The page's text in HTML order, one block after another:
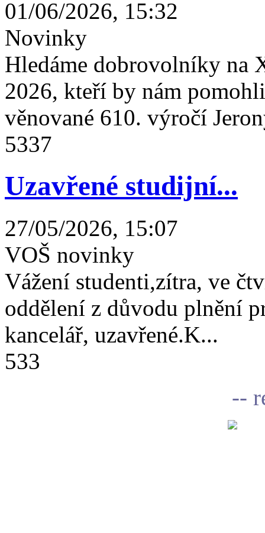
01/06/2026, 15:32
Novinky
Hledáme dobrovolníky na
2026, kteří by nám
věnované 610. výročí
5337
Uzavřené studijní...
27/05/2026, 15:07
VOŠ novinky
Vážení studenti,zítra, ve
oddělení z důvodu plnění
kancelář, uzavřené.K...
533
--